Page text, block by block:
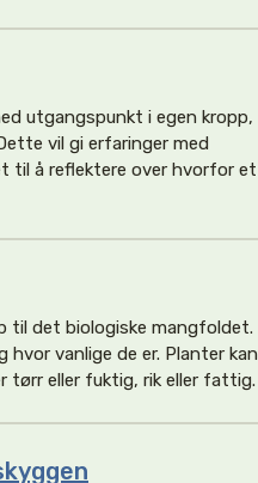
utgangspunkt i egen kropp,
vil gi erfaringer med
til å reflektere over hvorfor et
til det biologiske mangfoldet.
vanlige de er. Planter kan
tørr eller fuktig, rik eller fattig.